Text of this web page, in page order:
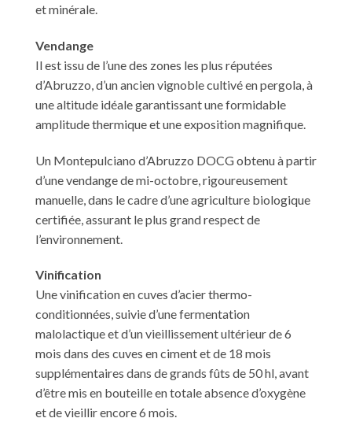
et minérale.
Vendange
Il est issu de l’une des zones les plus réputées
d’Abruzzo, d’un ancien vignoble cultivé en pergola, à
une altitude idéale garantissant une formidable
amplitude thermique et une exposition magnifique.
Un Montepulciano d’Abruzzo DOCG obtenu à partir
d’une vendange de mi-octobre, rigoureusement
manuelle, dans le cadre d’une agriculture biologique
certifiée, assurant le plus grand respect de
l’environnement.
Vinification
Une vinification en cuves d’acier thermo-
conditionnées, suivie d’une fermentation
malolactique et d’un vieillissement ultérieur de 6
mois dans des cuves en ciment et de 18 mois
supplémentaires dans de grands fûts de 50 hl, avant
d’être mis en bouteille en totale absence d’oxygène
et de vieillir encore 6 mois.